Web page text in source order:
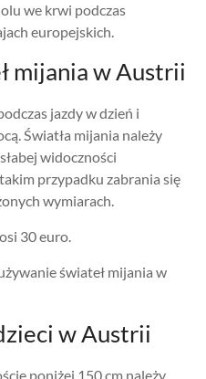
we krwi podczas
europejskich.
mijania w Austrii
jazdy w dzień i
Światła mijania należy
widoczności
przypadku zabrania się
wymiarach.
30 euro.
świateł mijania w
w Austrii
poniżej 150 cm należy